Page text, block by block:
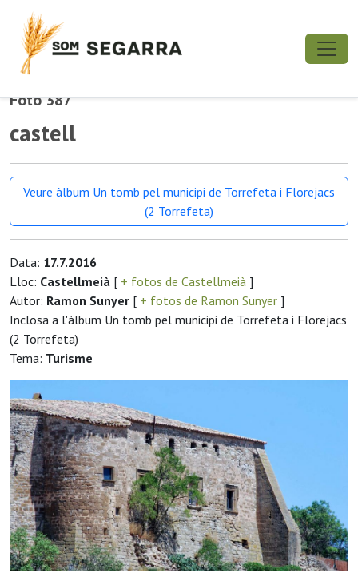
Foto 387
castell
Veure àlbum Un tomb pel municipi de Torrefeta i Florejacs
(2 Torrefeta)
Data: 17.7.2016
Lloc: Castellmeià [ + fotos de Castellmeià ]
Autor: Ramon Sunyer [ + fotos de Ramon Sunyer ]
Inclosa a l'àlbum Un tomb pel municipi de Torrefeta i Florejacs
(2 Torrefeta)
Tema: Turisme